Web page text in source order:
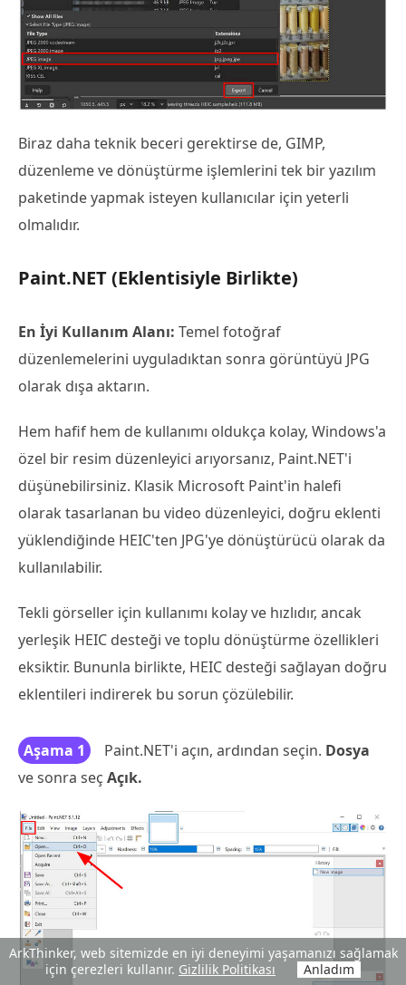
Biraz daha teknik beceri gerektirse de, GIMP,
düzenleme ve dönüştürme işlemlerini tek bir yazılım
paketinde yapmak isteyen kullanıcılar için yeterli
olmalıdır.
Paint.NET (Eklentisiyle Birlikte)
En İyi Kullanım Alanı: Temel fotoğraf
düzenlemelerini uyguladıktan sonra görüntüyü JPG
olarak dışa aktarın.
Hem hafif hem de kullanımı oldukça kolay, Windows'a
özel bir resim düzenleyici arıyorsanız, Paint.NET'i
düşünebilirsiniz. Klasik Microsoft Paint'in halefi
olarak tasarlanan bu video düzenleyici, doğru eklenti
yüklendiğinde HEIC'ten JPG'ye dönüştürücü olarak da
kullanılabilir.
Tekli görseller için kullanımı kolay ve hızlıdır, ancak
yerleşik HEIC desteği ve toplu dönüştürme özellikleri
eksiktir. Bununla birlikte, HEIC desteği sağlayan doğru
eklentileri indirerek bu sorun çözülebilir.
Aşama 1 Paint.NET'i açın, ardından seçin. Dosya
ve sonra seç Açık.
ArkThinker, web sitemizde en iyi deneyimi yaşamanızı sağlamak
için çerezleri kullanır. Gizlilik Politikası Anladım